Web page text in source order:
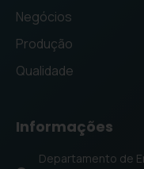
Negócios
Produção
Qualidade
Informações
Departamento de